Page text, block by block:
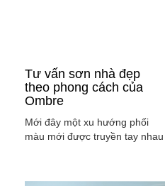
Tư vấn sơn nhà đẹp
theo phong cách của
Ombre
Mới đây một xu hướng phối
màu mới được truyền tay nhau
Ombre, cách phối màu sắc tinh